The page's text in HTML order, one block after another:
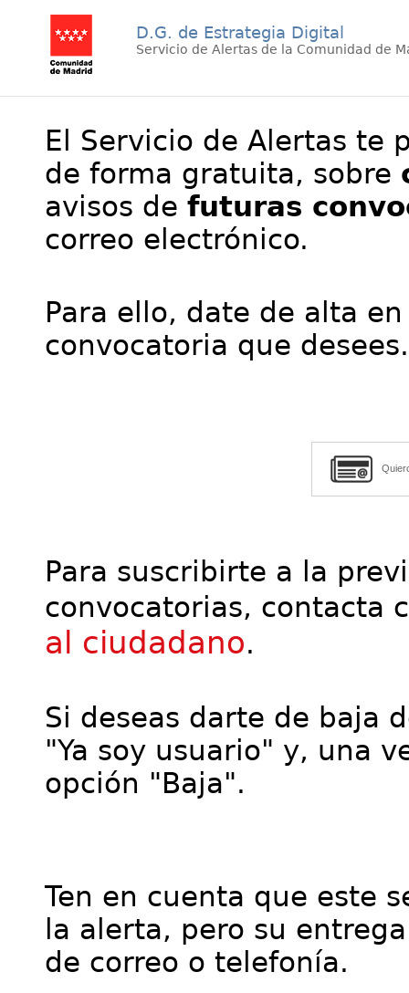
D.G. de Estrategia Digital
Servicio de Alertas de la Comunidad de
El Servicio de Alertas te
de forma gratuita, sobre
avisos de futuras
correo electrónico.
Para ello, date de alta
convocatoria que desees.
Para suscribirte a la
convocatorias, contacta
al ciudadano.
Si deseas darte de baja
"Ya soy usuario" y, una
opción "Baja".
Ten en cuenta que este
la alerta, pero su
de correo o telefonía.